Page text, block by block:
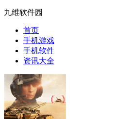
九维软件园
首页
手机游戏
手机软件
资讯大全